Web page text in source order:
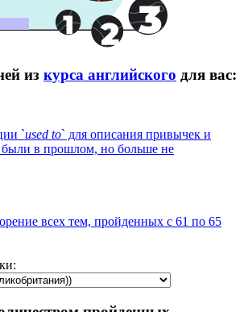
из курса английского для вас:
`used to` для описания привычек и
были в прошлом, но больше не
всех тем, пройденных с 61 по 65